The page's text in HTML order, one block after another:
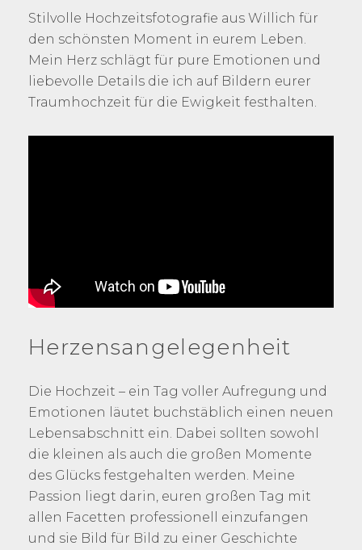
Stilvolle Hochzeitsfotografie aus Willich für
den schönsten Moment in eurem Leben.
Mein Herz schlägt für pure Emotionen und
liebevolle Details die ich auf Bildern eurer
Traumhochzeit für die Ewigkeit festhalten.
Herzensangelegenheit
Die Hochzeit – ein Tag voller Aufregung und
Emotionen läutet buchstäblich einen neuen
Lebensabschnitt ein. Dabei sollten sowohl
die kleinen als auch die großen Momente
des Glücks festgehalten werden. Meine
Passion liegt darin, euren großen Tag mit
allen Facetten professionell einzufangen
und sie Bild für Bild zu einer Geschichte